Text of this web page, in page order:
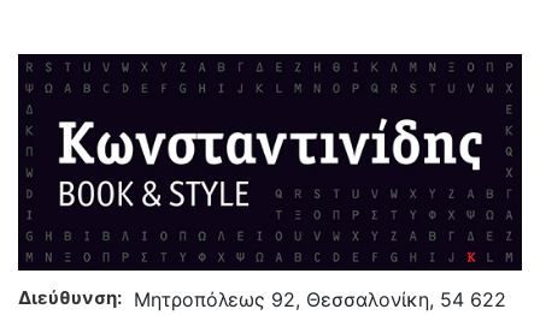
Διεύθυνση: Μητροπόλεως 92, Θεσσαλονίκη, 54 622